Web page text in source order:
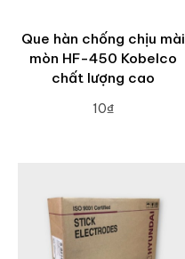
Que hàn chống chịu mài
mòn HF-450 Kobelco
chất lượng cao
10₫